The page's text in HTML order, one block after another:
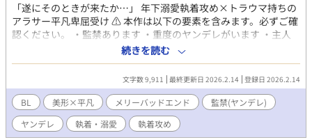
「遂にそのときが来たか…」 年下溺愛執着攻め×トラウマ持ちの
アラサー平凡卑屈受け ⚠️ 本作は以下の要素を含みます。必ずご確
認ください。 ・監禁あります ・重度のヤンデレがいます ・主人
公が終始不憫＆めちゃくちゃ卑屈です ・主人公の元彼が回想に出
てきますが、かなりのクズです。彼の発言は、作者は酷い発言と
して扱ってます。 ・愛が重すぎて歪んでる関係性です ・結末はメ
リバ・共依存です ・現実での行為を肯定・推奨する意図はありま
せん。 ⚠️ 地雷のある方はここでバック推奨 「ヤンデレ？監禁？
共依存？全部いけますが？」 という猛者だけ、どうぞ。 <あらす
じ> 元カレの「子供もできないし、おっさんといつまでも付き合
続きを読む
文字数 9,911 最終更新日 2026.2.14 登録日 2026.2.14
BL 美形×平凡 メリーバッドエンド
監禁(ヤンデレ)
ヤンデレ
執着・溺愛 執着攻め